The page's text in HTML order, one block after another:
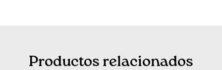
Productos relacionados